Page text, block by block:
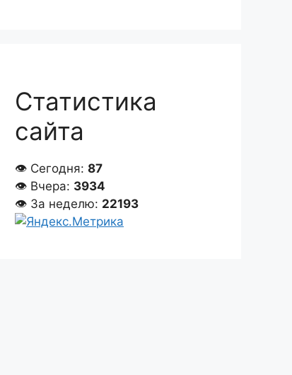
Статистика
сайта
👁 Сегодня: 87
👁 Вчера: 3934
👁 За неделю: 22193